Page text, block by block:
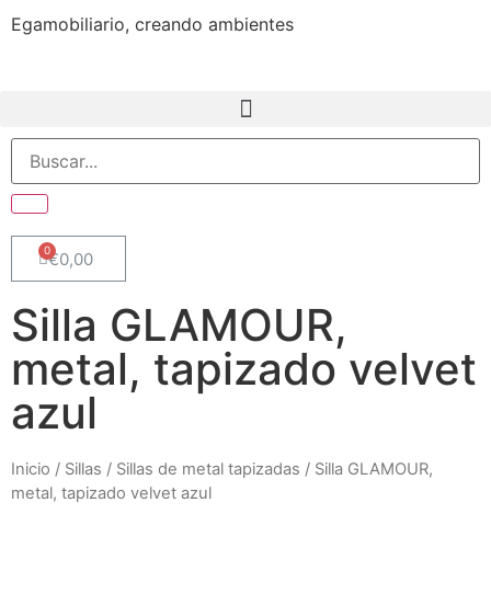
Egamobiliario, creando ambientes
€0,00
Silla GLAMOUR,
metal, tapizado velvet
azul
Inicio / Sillas / Sillas de metal tapizadas / Silla GLAMOUR,
metal, tapizado velvet azul